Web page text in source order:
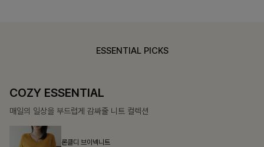
ESSENTIAL PICKS
DOUBLE THE JOY
함께할 때 더욱 완벽한, 합리적인 선택으로 채우는 즐거움
필첸체크 스트링블라우스+플레어스커트SET